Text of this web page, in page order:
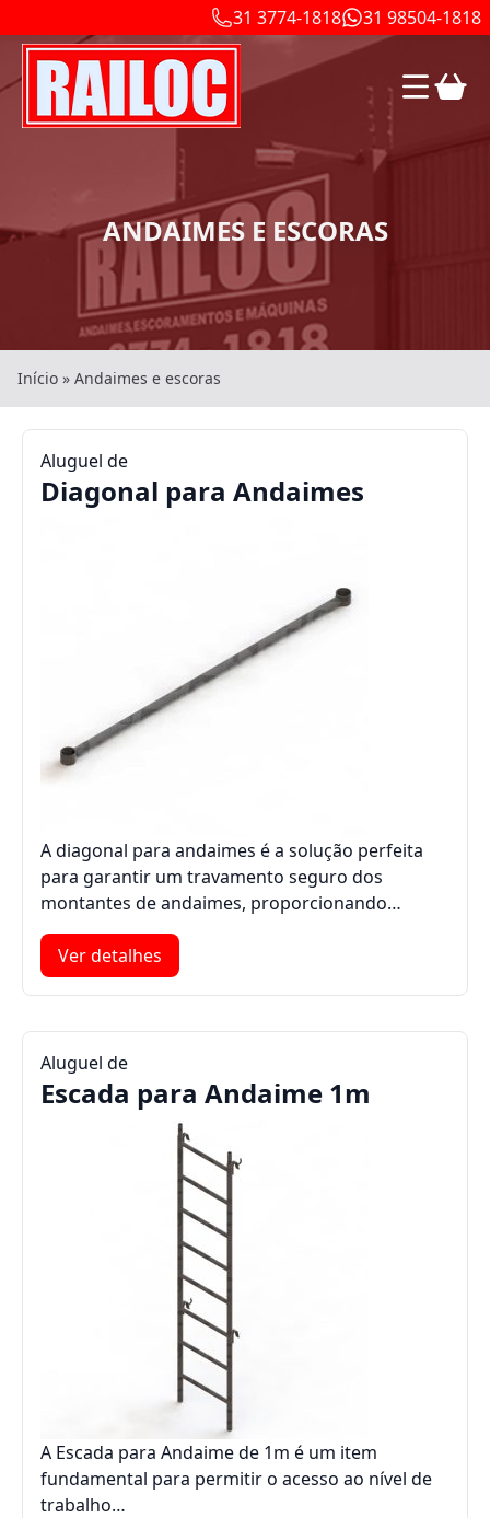
31 3774-1818 31 98504-1818
ANDAIMES E ESCORAS
Início » Andaimes e escoras
Aluguel de
Diagonal para Andaimes
A diagonal para andaimes é a solução perfeita
para garantir um travamento seguro dos
montantes de andaimes, proporcionando…
Ver detalhes
Aluguel de
Escada para Andaime 1m
A Escada para Andaime de 1m é um item
fundamental para permitir o acesso ao nível de
trabalho…